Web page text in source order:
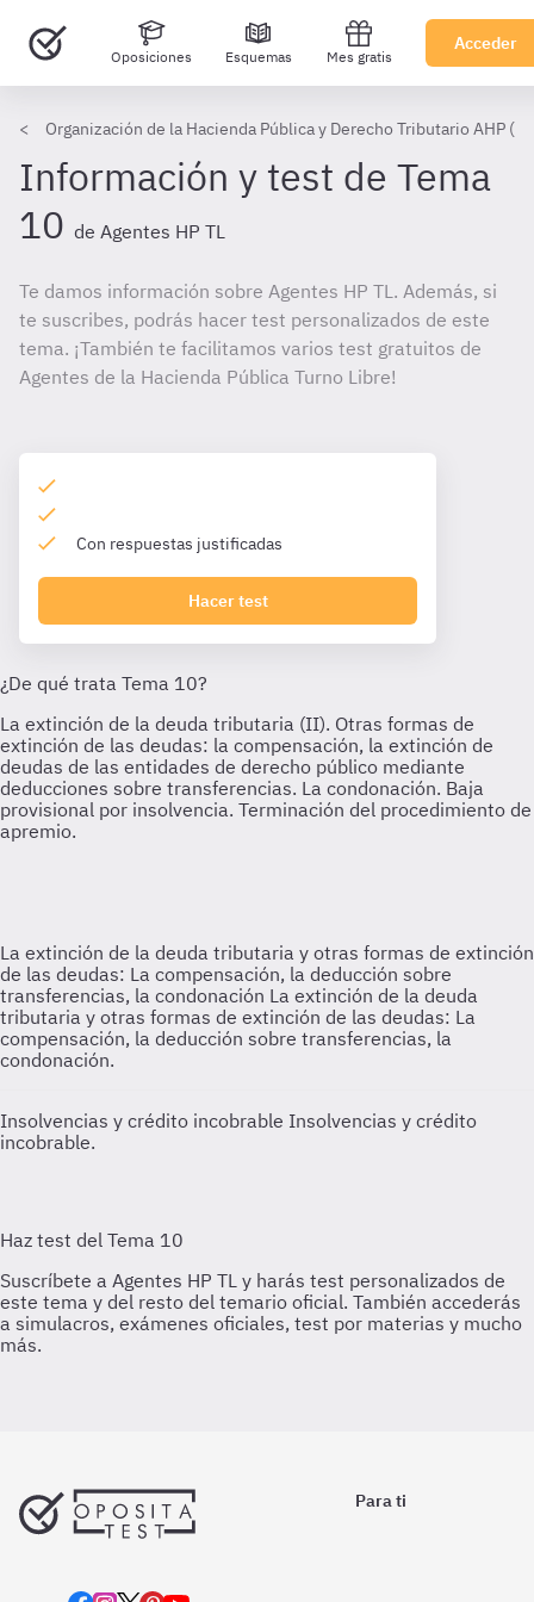
Oposiciones Esquemas Mes gratis
Acceder
Organización de la Hacienda Pública y Derecho Tributario AHP
Información y test de Tema
10 de Agentes HP TL
Te damos información sobre Agentes HP TL. Además, si
te suscribes, podrás hacer test personalizados de este
tema. ¡También te facilitamos varios test gratuitos de
Agentes de la Hacienda Pública Turno Libre!
Con respuestas justificadas
Hacer test
La extinción de la deuda tributaria y otras formas de extinción
de las deudas: La compensación, la deducción sobre
transferencias, la condonación La extinción de la deuda
tributaria y otras formas de extinción de las deudas: La
compensación, la deducción sobre transferencias, la
condonación.
Insolvencias y crédito incobrable Insolvencias y crédito
incobrable.
Para ti